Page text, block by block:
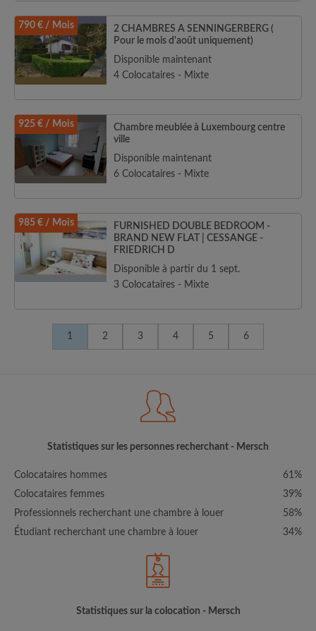
790 € / Mois
2 CHAMBRES A SENNINGERBERG (
Pour le mois d'août uniquement)
Disponible maintenant
4 Colocataires - Mixte
925 € / Mois
Chambre meublée à Luxembourg centre
ville
Disponible maintenant
6 Colocataires - Mixte
985 € / Mois
FURNISHED DOUBLE BEDROOM -
BRAND NEW FLAT | CESSANGE -
FRIEDRICH D
Disponible à partir du 1 sept.
3 Colocataires - Mixte
1 2 3 4 5 6
Statistiques sur les personnes recherchant - Mersch
Colocataires hommes
61%
Colocataires femmes
39%
Professionnels recherchant une chambre à louer
58%
Étudiant recherchant une chambre à louer
34%
Statistiques sur la colocation - Mersch